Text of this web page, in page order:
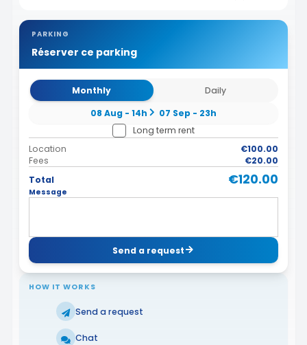
PARKING
Réserver ce parking
Monthly
Daily
08 Aug - 14h
07 Sep - 23h
Long term rent
Location
€100.00
Fees
€20.00
Total
€120.00
Message
Send a request
HOW IT WORKS
Send a request
Chat